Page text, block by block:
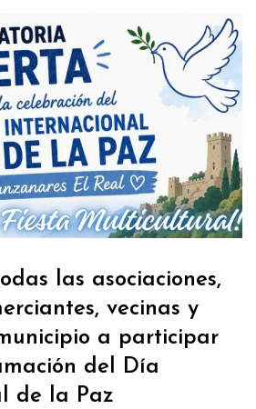
las asociaciones,
vecinas y
a participar
del Día
de la Paz